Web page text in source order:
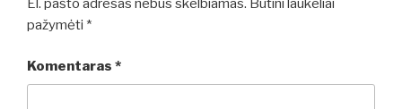
pažymėti *
Komentaras *